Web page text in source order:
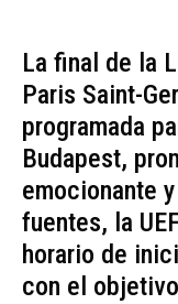
La final de la
Paris Saint-
programada
Budapest,
emocionante
fuentes, la
horario de
con el